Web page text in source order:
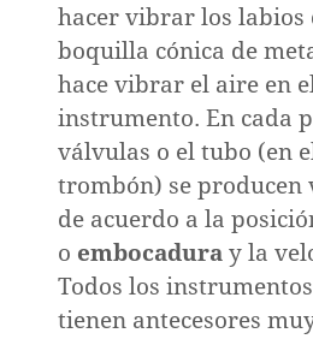
hacer vibrar los labios
boquilla cónica de
hace vibrar el aire en
instrumento. En cada
válvulas o el tubo (en
trombón) se producen
de acuerdo a la
o embocadura y la
Todos los
tienen antecesores